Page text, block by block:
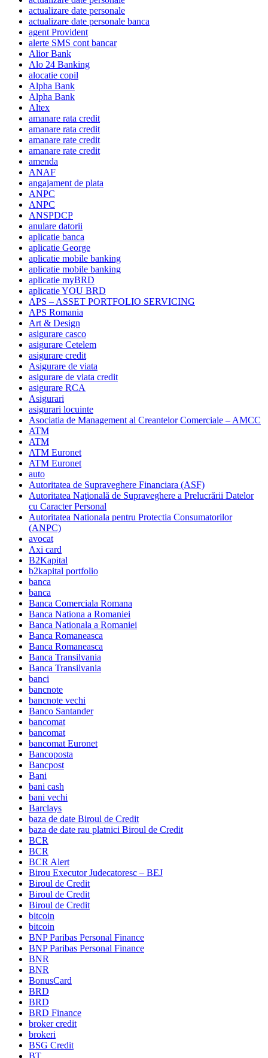
actualizare date personale
actualizare date personale banca
agent Provident
alerte SMS cont bancar
Alior Bank
Alo 24 Banking
alocatie copil
Alpha Bank
Alpha Bank
Altex
amanare rata credit
amanare rata credit
amanare rate credit
amanare rate credit
amenda
ANAF
angajament de plata
ANPC
ANPC
ANSPDCP
anulare datorii
aplicatie banca
aplicatie George
aplicatie mobile banking
aplicatie mobile banking
aplicatie myBRD
aplicatie YOU BRD
APS – ASSET PORTFOLIO SERVICING
APS Romania
Art & Design
asigurare casco
asigurare Cetelem
asigurare credit
Asigurare de viata
asigurare de viata credit
asigurare RCA
Asigurari
asigurari locuinte
Asociatia de Management al Creantelor Comerciale – AMCC
ATM
ATM
ATM Euronet
ATM Euronet
auto
Autoritatea de Supraveghere Financiara (ASF)
Autoritatea Naţională de Supraveghere a Prelucrării Datelor
cu Caracter Personal
Autoritatea Nationala pentru Protectia Consumatorilor
(ANPC)
avocat
Axi card
B2Kapital
b2kapital portfolio
banca
banca
Banca Comerciala Romana
Banca Nationa a Romaniei
Banca Nationala a Romaniei
Banca Romaneasca
Banca Romaneasca
Banca Transilvania
Banca Transilvania
banci
bancnote
bancnote vechi
Banco Santander
bancomat
bancomat
bancomat Euronet
Bancoposta
Bancpost
Bani
bani cash
bani vechi
Barclays
baza de date Biroul de Credit
baza de date rau platnici Biroul de Credit
BCR
BCR
BCR Alert
Birou Executor Judecatoresc – BEJ
Biroul de Credit
Biroul de Credit
Biroul de Credit
bitcoin
bitcoin
BNP Paribas Personal Finance
BNP Paribas Personal Finance
BNR
BNR
BonusCard
BRD
BRD
BRD Finance
broker credit
brokeri
BSG Credit
BT